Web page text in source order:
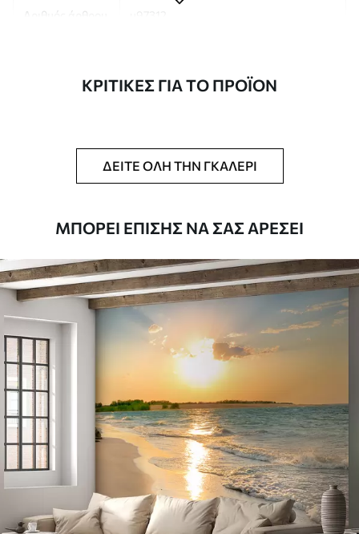
Αριθμός άρθρου
πανομοιότυπες λωρίδες πλάτους έως
επίστρωση βερνικιού και/ή κόλλα
ταπετσαρίας.
Καθαρισμός
Η ταπετσαρία μπορεί να καθαριστεί
απαλά με ένα μαλακό σφουγγάρι. Οι
ταπετσαρίες με βερνίκι μπορούν να
καθαριστούν με νερό.
εφαρμογής
Απρόσκοπτη εφαρμογή
Διαθέσιμα υλικά
Στάνταρ
44.98
56.6734.00€/m²
ΚΡΙΤΙΚΈΣ ΓΙΑ ΤΟ ΠΡΟΪΌΝ
ΔΕΊΤΕ ΌΛΗ ΤΗΝ ΓΚΑΛΕΡΊ
ΜΠΟΡΕΊ ΕΠΊΣΗΣ ΝΑ ΣΑΣ ΑΡΈΣΕΙ